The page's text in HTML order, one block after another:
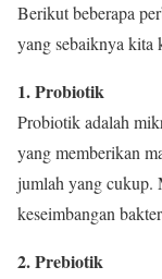
Berikut beberapa
yang sebaiknya kita
1. Probiotik
Probiotik adalah
yang memberikan
jumlah yang cukup.
keseimbangan
2. Prebiotik